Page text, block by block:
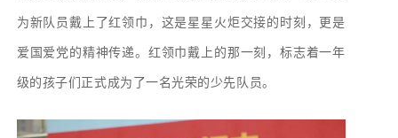
为新队员戴上了红领巾，这是星星火炬交接的时刻，更是
爱国爱党的精神传递。红领巾戴上的那一刻，标志着一年
级的孩子们正式成为了一名光荣的少先队员。